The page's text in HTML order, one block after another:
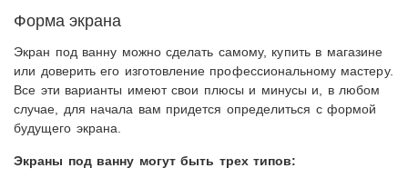
Форма экрана
Экран под ванну можно сделать самому, купить в магазине
или доверить его изготовление профессиональному мастеру.
Все эти варианты имеют свои плюсы и минусы и, в любом
случае, для начала вам придется определиться с формой
будущего экрана.
Экраны под ванну могут быть трех типов: